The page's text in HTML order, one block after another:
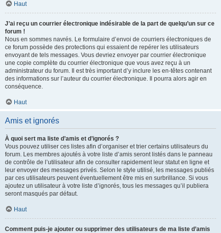
Haut
J’ai reçu un courrier électronique indésirable de la part de quelqu’un sur ce
forum !
Nous en sommes navrés. Le formulaire d’envoi de courriers électroniques de
ce forum possède des protections qui essaient de repérer les utilisateurs
envoyant de tels messages. Vous devriez envoyer par courrier électronique
une copie complète du courrier électronique que vous avez reçu à un
administrateur du forum. Il est très important d’y inclure les en-têtes contenant
des informations sur l’auteur du courrier électronique. Il pourra alors agir en
conséquence.
Haut
Amis et ignorés
À quoi sert ma liste d’amis et d’ignorés ?
Vous pouvez utiliser ces listes afin d’organiser et trier certains utilisateurs du
forum. Les membres ajoutés à votre liste d’amis seront listés dans le panneau
de contrôle de l’utilisateur afin de consulter rapidement leur statut en ligne et
leur envoyer des messages privés. Selon le style utilisé, les messages publiés
par ces utilisateurs peuvent éventuellement être mis en surbrillance. Si vous
ajoutez un utilisateur à votre liste d’ignorés, tous les messages qu’il publiera
seront masqués par défaut.
Haut
Comment puis-je ajouter ou supprimer des utilisateurs de ma liste d’amis